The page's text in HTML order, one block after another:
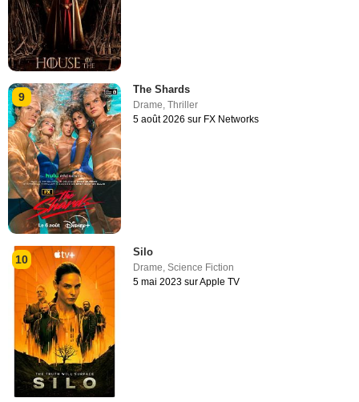
9
The Shards
Drame,Thriller
5 août 2026 sur FX Networks
10
Silo
Drame,Science Fiction
5 mai 2023 sur Apple TV